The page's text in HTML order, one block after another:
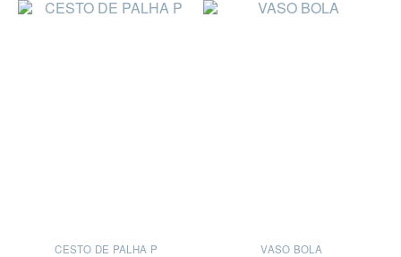
CESTO DE PALHA P VASO BOLA